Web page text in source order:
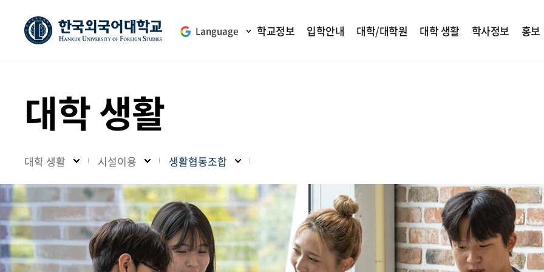
Language 학교정보 입학안내 대학/대학원 대학 생활 학사정보 홍보
대학 생활
대학 생활 시설이용 생활협동조합